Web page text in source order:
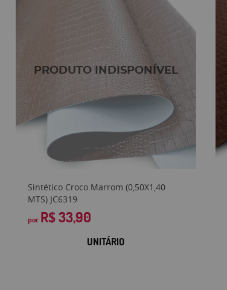
Sintético Croco Marrom (0,50X1,40
MTS) JC6319
por R$ 33,90
UNITÁRIO